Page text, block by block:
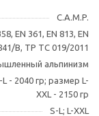
C.A.M.P.
EN 361, EN 813, EN
B, ТР ТС 019/2011
альпинизм
- 2040 гр; размер L-
XXL - 2150 гр
S-L; L-XXL